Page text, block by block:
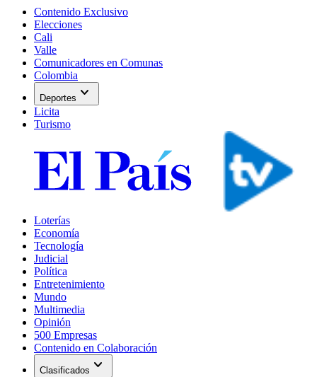
Contenido Exclusivo
Elecciones
Cali
Valle
Comunicadores en Comunas
Colombia
Deportes expand_more
Licita
Turismo
Loterías
Economía
Tecnología
Judicial
Política
Entretenimiento
Mundo
Multimedia
Opinión
500 Empresas
Contenido en Colaboración
Clasificados expand_more